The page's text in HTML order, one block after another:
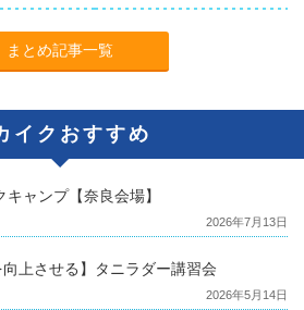
まとめ記事一覧
イクおすすめ
ャンプ【奈良会場】
2026年7月13日
向上させる】タニラダー講習会
2026年5月14日